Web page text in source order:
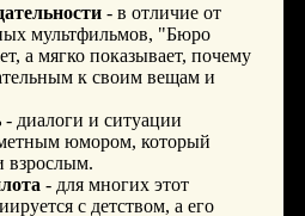
- в отличие от
мультфильмов, "Бюро
а мягко показывает, почему
к своим вещам и
- диалоги и ситуации
юмором, который
взрослым.
- для многих этот
с детством, а его